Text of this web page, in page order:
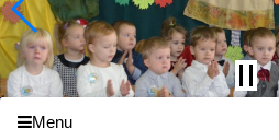
Menu